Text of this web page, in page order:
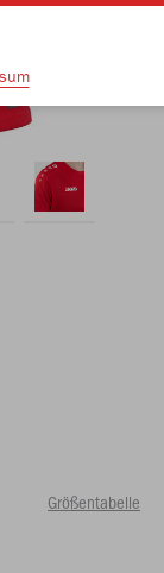
Größentabelle